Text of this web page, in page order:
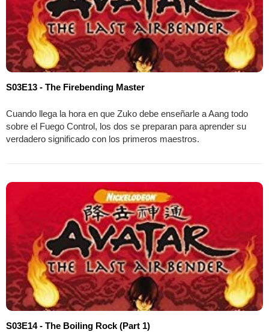
S03E13 - The Firebending Master
Cuando llega la hora en que Zuko debe enseñarle a Aang todo
sobre el Fuego Control, los dos se preparan para aprender su
verdadero significado con los primeros maestros.
S03E14 - The Boiling Rock (Part 1)